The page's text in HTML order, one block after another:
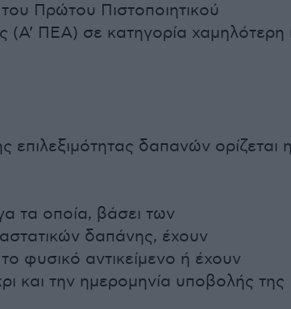
Πρώτου Πιστοποιητικού
(Α’ ΠΕΑ) σε κατηγορία χαμηλότερη
επιλεξιμότητας δαπανών ορίζεται
τα οποία, βάσει των
δαπάνης, έχουν
φυσικό αντικείμενο ή έχουν
και την ημερομηνία υποβολής της